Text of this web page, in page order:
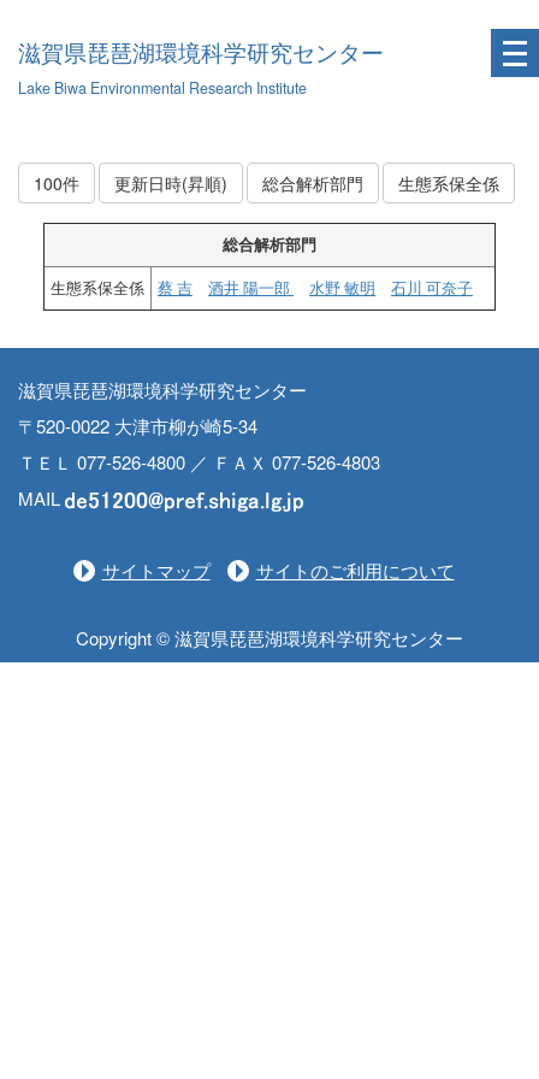
滋賀県琵琶湖環境科学研究センター
Lake Biwa Environmental Research Institute
100件 更新日時(昇順) 総合解析部門 生態系保全係
総合解析部門
生態系保全係
蔡 吉 酒井 陽一郎 水野 敏明 石川 可奈子
滋賀県琵琶湖環境科学研究センター
〒520-0022 大津市柳が崎5-34
ＴＥＬ 077-526-4800 ／ ＦＡＸ 077-526-4803
MAIL
サイトマップ サイトのご利用について
Copyright © 滋賀県琵琶湖環境科学研究センター